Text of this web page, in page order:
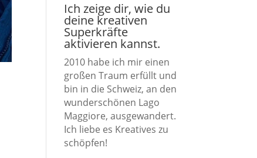
Ich zeige dir, wie du
deine kreativen
Superkräfte
aktivieren kannst.
2010 habe ich mir einen
großen Traum erfüllt und
bin in die Schweiz, an den
wunderschönen Lago
Maggiore, ausgewandert.
Ich liebe es Kreatives zu
schöpfen!